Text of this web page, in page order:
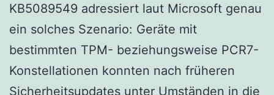
KB5089549 adressiert laut Microsoft genau
ein solches Szenario: Geräte mit
bestimmten TPM- beziehungsweise PCR7-
Konstellationen konnten nach früheren
Sicherheitsupdates unter Umständen in die